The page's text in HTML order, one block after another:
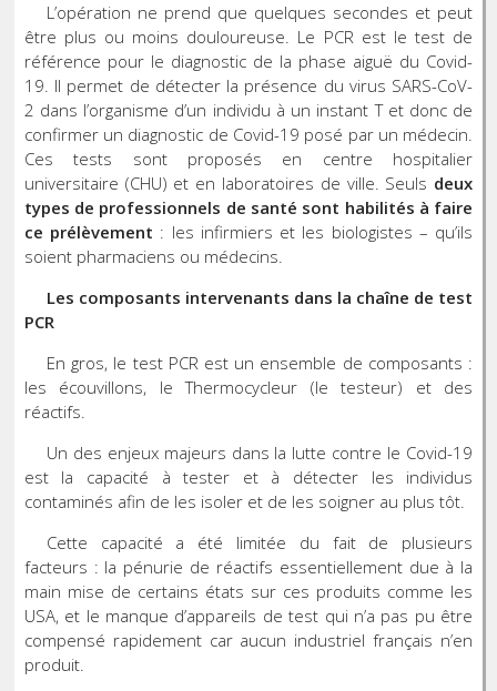
L’opération ne prend que quelques secondes et peut
être plus ou moins douloureuse. Le PCR est le test de
référence pour le diagnostic de la phase aiguë du Covid-
19. Il permet de détecter la présence du virus SARS-CoV-
2 dans l’organisme d’un individu à un instant T et donc de
confirmer un diagnostic de Covid-19 posé par un médecin.
Ces tests sont proposés en centre hospitalier
universitaire (CHU) et en laboratoires de ville. Seuls deux
types de professionnels de santé sont habilités à faire
ce prélèvement : les infirmiers et les biologistes – qu’ils
soient pharmaciens ou médecins.
Les composants intervenants dans la chaîne de test
PCR
En gros, le test PCR est un ensemble de composants :
les écouvillons, le Thermocycleur (le testeur) et des
réactifs.
Un des enjeux majeurs dans la lutte contre le Covid-19
est la capacité à tester et à détecter les individus
contaminés afin de les isoler et de les soigner au plus tôt.
Cette capacité a été limitée du fait de plusieurs
facteurs : la pénurie de réactifs essentiellement due à la
main mise de certains états sur ces produits comme les
USA, et le manque d’appareils de test qui n’a pas pu être
compensé rapidement car aucun industriel français n’en
produit.